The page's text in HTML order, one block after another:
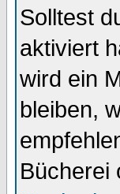
Solltest
aktiviert
wird ein
bleiben,
Bücherei